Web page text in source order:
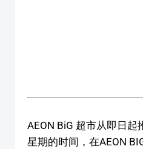
AEON BiG 超市从即日
星期的时间，在AEON